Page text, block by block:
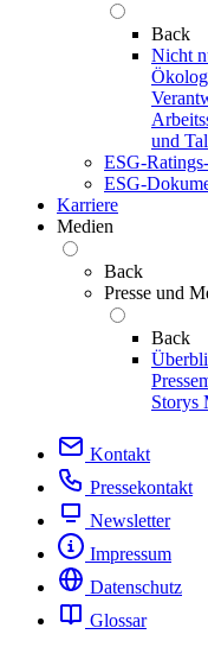
Back
Nicht
und
ESG-
ESG-
Karriere
Medien
Back
Presse und
Back
Storys
Kontakt
Pressekontakt
Newsletter
Impressum
Datenschutz
Glossar